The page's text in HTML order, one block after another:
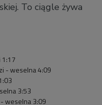
To ciągle żywa
1:17
- weselna 4:09
3:53
weselna 3:09